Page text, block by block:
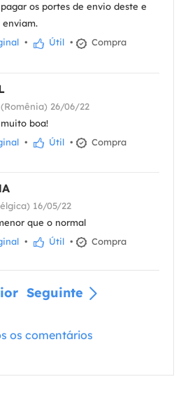
os portes de envio deste e
enviam.
• Útil •
Compra
26/06/22
boa!
• Útil •
Compra
16/05/22
que o normal
• Útil •
Compra
Seguinte
os comentários